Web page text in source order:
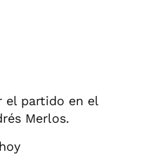
el partido en el
Merlos.